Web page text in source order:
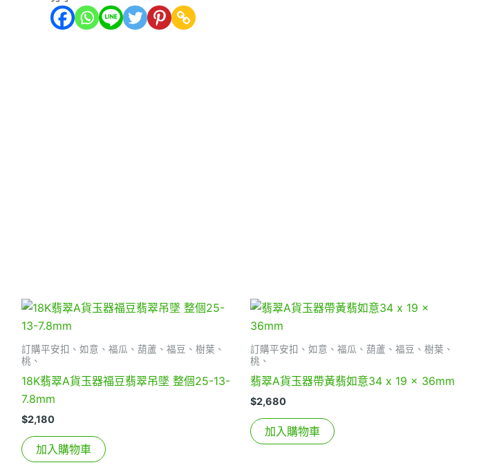
訂購平安扣、如意、福瓜、葫蘆、福豆、樹葉、
桃、
18K翡翠A貨玉器福豆翡翠吊墜 整個25-13-
7.8mm
$2,180
加入購物車
訂購平安扣、如意、福瓜、葫蘆、福豆、樹葉、
桃、
翡翠A貨玉器帶黃翡如意34 x 19 x 36mm
$2,680
加入購物車